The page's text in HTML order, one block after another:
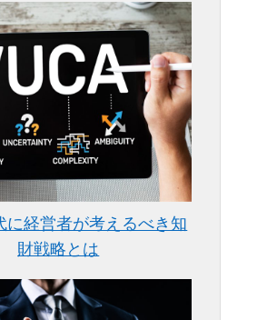
に経営者が考えるべき知
財戦略とは